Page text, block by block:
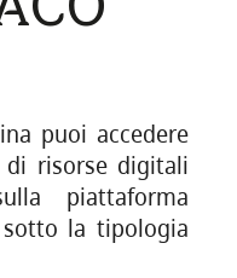
puoi accedere
risorse digitali
piattaforma
sotto la tipologia